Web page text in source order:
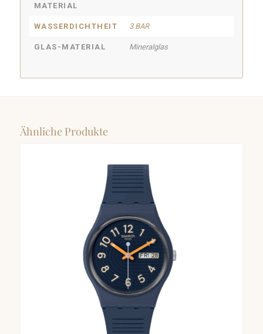
MATERIAL
WASSERDICHTHEIT 3 BAR
GLAS-MATERIAL Mineralglas
Ähnliche Produkte